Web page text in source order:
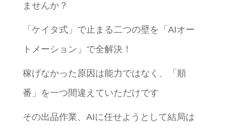
ませんか？
「ケイタ式」で止まる二つの壁を「AIオー
トメーション」で全解決！
稼げなかった原因は能力ではなく、「順
番」を一つ間違えていただけです
その出品作業、AIに任せようとして結局は